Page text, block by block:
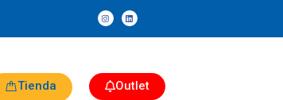
Tienda Outlet